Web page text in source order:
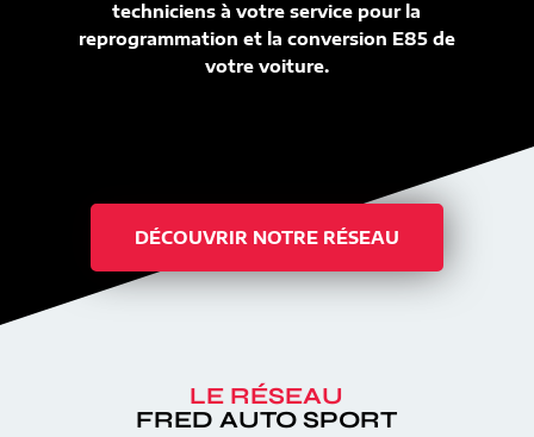
techniciens à votre service pour la
reprogrammation et la conversion E85 de
votre voiture.
DÉCOUVRIR NOTRE RÉSEAU
LE RÉSEAU
FRED AUTO SPORT